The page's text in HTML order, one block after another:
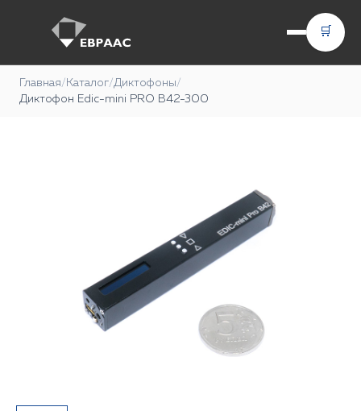
🛒
Главная/ Каталог/Диктофоны/
Диктофон Edic-mini PRO В42-300